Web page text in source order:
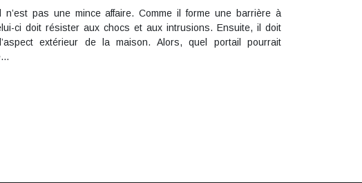
n’est pas une mince affaire. Comme il forme une barrière à
ci doit résister aux chocs et aux intrusions. Ensuite, il doit
extérieur de la maison. Alors, quel portail pourrait